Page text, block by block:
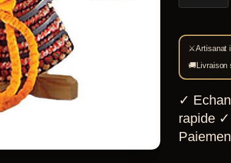
Kabuto
Mempo
Date
⚔Artisanat
🚚Livraison
✓
rapide ✓